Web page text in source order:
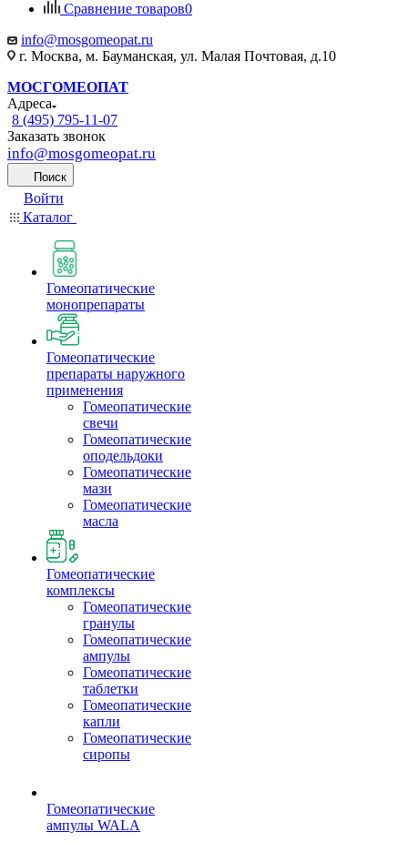
Сравнение товаров0
info@mosgomeopat.ru
г. Москва, м. Бауманская, ул. Малая Почтовая, д.10
МОСГОМЕОПАТ
Адреса
8 (495) 795-11-07
Заказать звонок
info@mosgomeopat.ru
Поиск
Войти
Каталог
Гомеопатические
монопрепараты
Гомеопатические
препараты наружного
применения
Гомеопатические
свечи
Гомеопатические
оподельдоки
Гомеопатические
мази
Гомеопатические
масла
Гомеопатические
комплексы
Гомеопатические
гранулы
Гомеопатические
ампулы
Гомеопатические
таблетки
Гомеопатические
капли
Гомеопатические
сиропы
Гомеопатические
ампулы WALA